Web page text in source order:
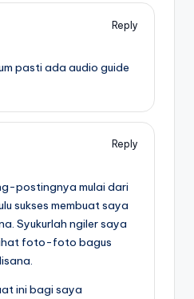
Reply
pasti ada audio guide
Reply
postingnya mulai dari
sukses membuat saya
Syukurlah ngiler saya
foto-foto bagus
ini bagi saya